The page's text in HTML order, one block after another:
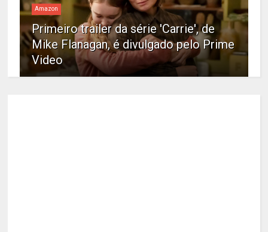
Amazon
Primeiro trailer da série 'Carrie', de
Mike Flanagan, é divulgado pelo Prime
Video